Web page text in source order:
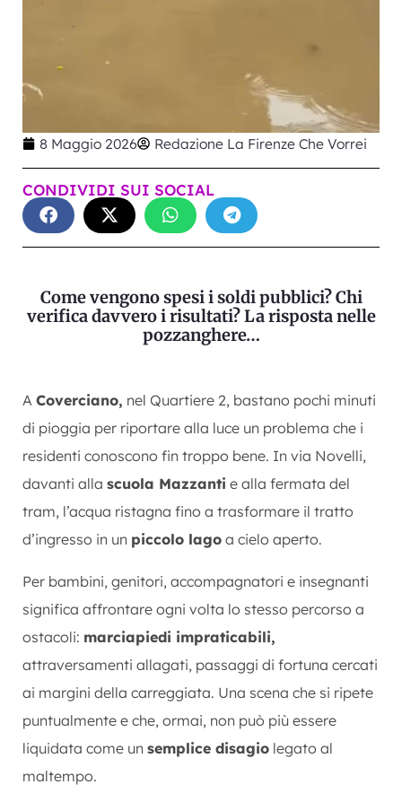
8 Maggio 2026 Redazione La Firenze Che Vorrei
CONDIVIDI SUI SOCIAL
Come vengono spesi i soldi pubblici? Chi
verifica davvero i risultati? La risposta nelle
pozzanghere…
A Coverciano, nel Quartiere 2, bastano pochi minuti
di pioggia per riportare alla luce un problema che i
residenti conoscono fin troppo bene. In via Novelli,
davanti alla scuola Mazzanti e alla fermata del
tram, l’acqua ristagna fino a trasformare il tratto
d’ingresso in un piccolo lago a cielo aperto.
Per bambini, genitori, accompagnatori e insegnanti
significa affrontare ogni volta lo stesso percorso a
ostacoli: marciapiedi impraticabili,
attraversamenti allagati, passaggi di fortuna cercati
ai margini della carreggiata. Una scena che si ripete
puntualmente e che, ormai, non può più essere
liquidata come un semplice disagio legato al
maltempo.